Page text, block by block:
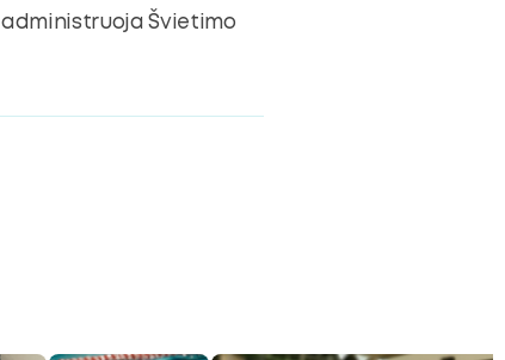
Švietimo